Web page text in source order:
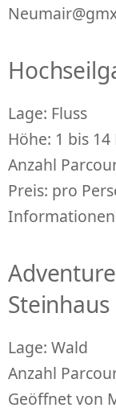
Lage: Fluss
Höhe: 1 bis
Anzahl
Preis: pro
Steinhaus
Lage: Wald
Anzahl
Geöffnet von